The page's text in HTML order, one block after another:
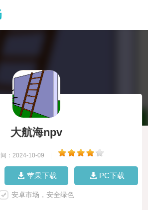
大航海npv
：2024-10-09
苹果下载 PC下载
安卓市场，安全绿色